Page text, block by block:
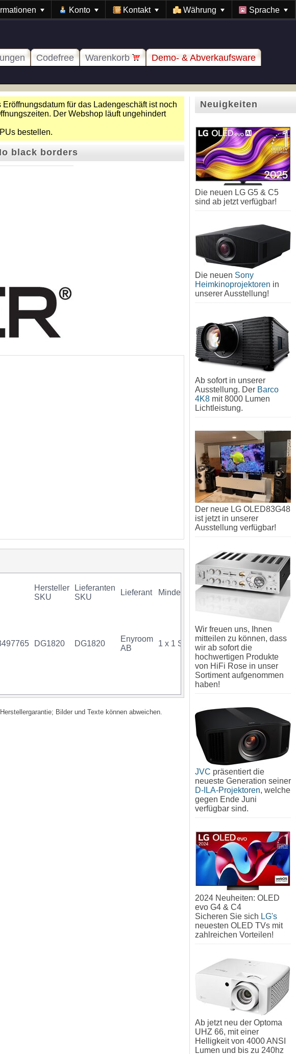
Konto Kontakt Währung Sprache
Codefree Warenkorb
Demo- & Abverkaufsware
für das Ladengeschäft ist noch
Der Webshop läuft ungehindert
bestellen.
black borders
Hersteller
SKU
Lieferanten
SKU
Lieferant Mindestkauf GTIN
DG1820 DG1820
Enyroom
AB
1 x 1 Stück 07340034701614
Bilder und Texte können abweichen.
Neuigkeiten
Die neuen LG G5 & C5
sind ab jetzt verfügbar!
Die neuen Sony
Heimkinoprojektoren in
unserer Ausstellung!
Ab sofort in unserer
Ausstellung. Der Barco
4K8 mit 8000 Lumen
Lichtleistung.
Der neue LG OLED83G48
ist jetzt in unserer
Ausstellung verfügbar!
Wir freuen uns, Ihnen
mitteilen zu können, dass
wir ab sofort die
hochwertigen Produkte
von HiFi Rose in unser
Sortiment aufgenommen
haben!
JVC präsentiert die
neueste Generation seiner
D-ILA-Projektoren, welche
gegen Ende Juni
verfügbar sind.
2024 Neuheiten: OLED
evo G4 & C4
Sicheren Sie sich LG's
neuesten OLED TVs mit
zahlreichen Vorteilen!
Ab jetzt neu der Optoma
UHZ 66, mit einer
Helligkeit von 4000 ANSI
Lumen und bis zu 240hz